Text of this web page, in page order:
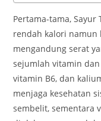
Pertama-tama,
rendah kalori namun
mengandung serat
sejumlah vitamin
vitamin B6, dan
menjaga kesehatan
sembelit, sementara